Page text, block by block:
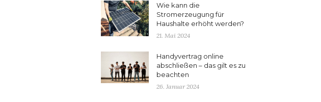
Wie kann die
Stromerzeugung für
Haushalte erhöht werden?
21. Mai 2024
Handyvertrag online
abschließen – das gilt es zu
beachten
26. Januar 2024